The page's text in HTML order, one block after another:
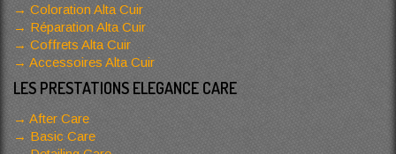
Coloration Alta Cuir
Réparation Alta Cuir
Coffrets Alta Cuir
Accessoires Alta Cuir
LES PRESTATIONS ELEGANCE CARE
After Care
Basic Care